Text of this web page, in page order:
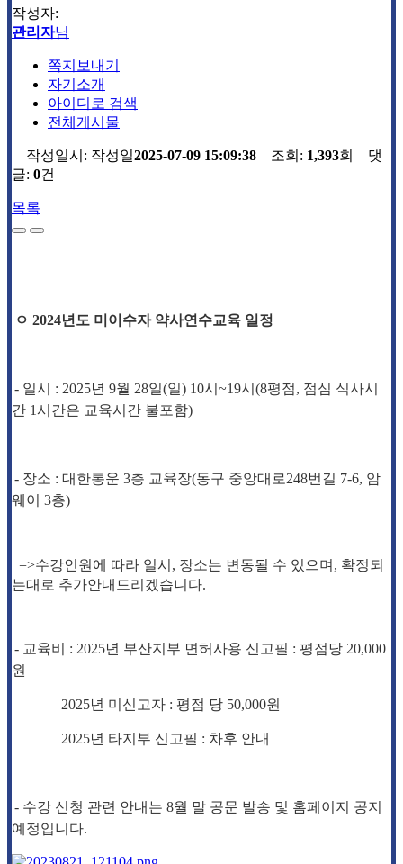
작성자:
관리자님
쪽지보내기
자기소개
아이디로 검색
전체게시물
작성일시: 작성일2025-07-09 15:09:38 조회: 1,393회 댓
글: 0건
목록
ㅇ2024년도 미이수자약사연수교육 일정
- 일시 : 2025년 9월 28일(일) 10시~19시(8평점, 점심 식사시
간 1시간은 교육시간 불포함)
- 장소 :대한통운3층 교육장(동구 중앙대로248번길 7-6, 암
웨이 3층)
=>수강인원에 따라 일시, 장소는 변동될 수 있으며, 확정되
는대로 추가안내드리겠습니다.
- 교육비 : 2025년 부산지부 면허사용 신고필 : 평점당 20,000
원
2025년 미신고자 : 평점 당 50,000원
2025년 타지부 신고필 : 차후 안내
- 수강 신청 관련 안내는 8월 말 공문 발송 및 홈페이지 공지
예정입니다.